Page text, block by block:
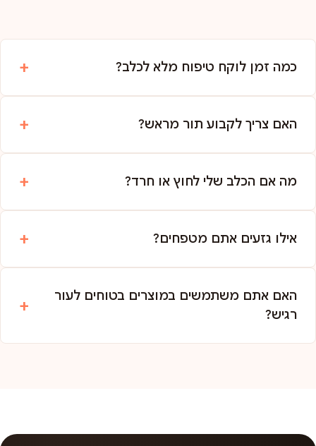
כמה זמן לוקח טיפוח מלא לכלב?
האם צריך לקבוע תור מראש?
מה אם הכלב שלי לחוץ או חרד?
אילו גזעים אתם מטפחים?
האם אתם משתמשים במוצרים בטוחים לעור
רגיש?